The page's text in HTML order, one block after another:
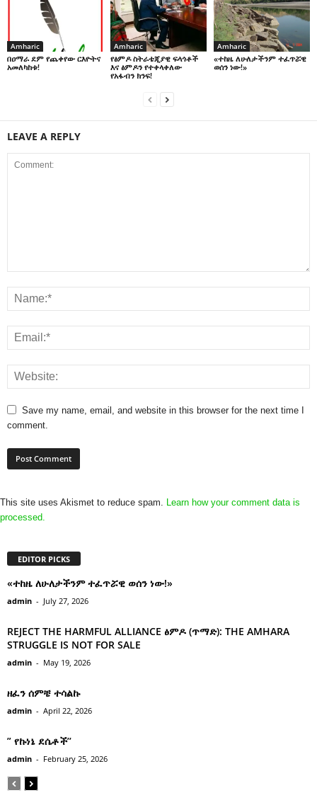
Amharic
በዐማራ ደም የጨቀየው ርእዮትና
አመለካከቱ!
Amharic
የፅምዶ ስትራቴጂያዊ ፍላጎቶች
እና ፅምዶን የተቀላቀለው
የአፋብን ክንፍ!
Amharic
«ተከዜ ለሁለታችንም ተፈጥሯዊ
ወሰን ነው!»
LEAVE A REPLY
Save my name, email, and website in this browser for the next time I
comment.
This site uses Akismet to reduce spam.
Learn how your comment data is
processed.
EDITOR PICKS
«ተከዜ ለሁለታችንም ተፈጥሯዊ ወሰን ነው!»
admin - July 27, 2026
REJECT THE HARMFUL ALLIANCE ፅምዶ (ጥማድ): THE AMHARA
STRUGGLE IS NOT FOR SALE
admin - May 19, 2026
ዘፈን ሰምቼ ተሳልኩ
admin - April 22, 2026
” የኩነኔ ደሴቶች’’
admin - February 25, 2026